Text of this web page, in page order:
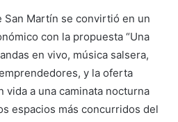
San Martín se convirtió en un
con la propuesta “Una
en vivo, música salsera,
y la oferta
vida a una caminata nocturna
espacios más concurridos del